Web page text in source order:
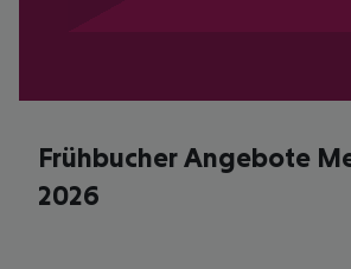
Frühbucher Angebote
2026